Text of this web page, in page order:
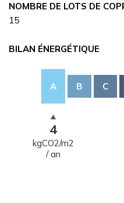
NOMBRE DE LOTS DE
15
BILAN ÉNERGÉTIQUE
A
4
kgCO2/m2
/ an
B C